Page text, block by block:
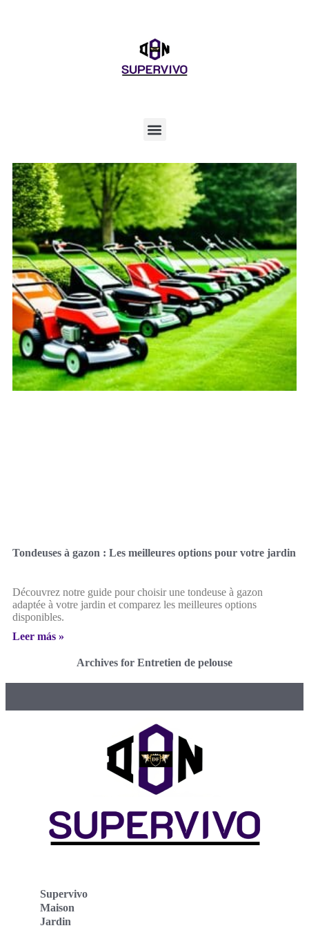
Tondeuses à gazon : Les meilleures options pour votre jardin
Découvrez notre guide pour choisir une tondeuse à gazon
adaptée à votre jardin et comparez les meilleures options
disponibles.
Leer más »
Archives for Entretien de pelouse
Supervivo
Maison
Jardin